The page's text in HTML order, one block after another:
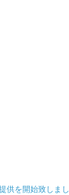
供を開始致しまし